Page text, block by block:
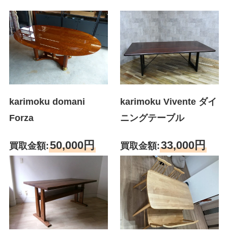
karimoku domani
Forza
買取金額:50,000円
karimoku Vivente ダイ
ニングテーブル
買取金額:33,000円